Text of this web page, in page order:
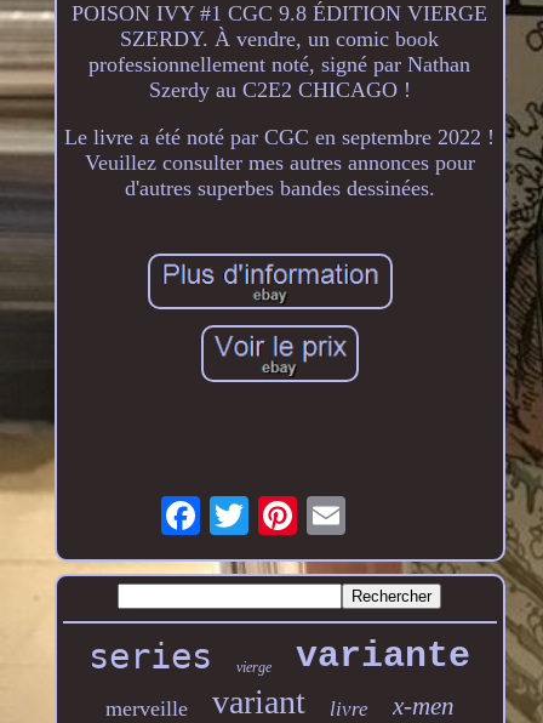
POISON IVY #1 CGC 9.8 ÉDITION VIERGE
SZERDY. À vendre, un comic book
professionnellement noté, signé par Nathan
Szerdy au C2E2 CHICAGO !
Le livre a été noté par CGC en septembre 2022 !
Veuillez consulter mes autres annonces pour
d'autres superbes bandes dessinées.
series vierge variante
merveille variant livre x-men